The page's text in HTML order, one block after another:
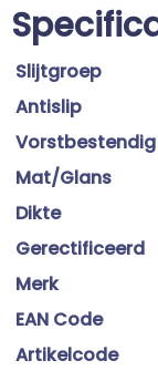
Slijtgroep
Antislip
Vorstbestendig
Mat/Glans
Dikte
Gerectificeerd
Merk
EAN Code
Artikelcode